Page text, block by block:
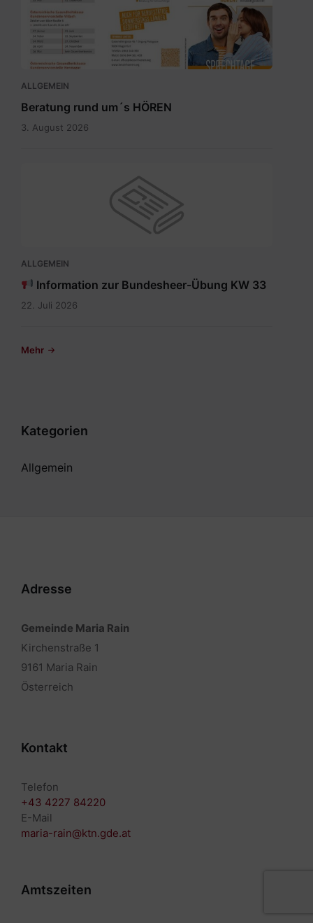
tab
2026
1.pdf
ALLGEMEIN
Beratung rund um´s HÖREN
3. August 2026
ALLGEMEIN
Information zur Bundesheer-Übung KW 33
22. Juli 2026
Mehr
Kategorien
Allgemein
Adresse
Gemeinde Maria Rain
Kirchenstraße 1
9161 Maria Rain
Österreich
Kontakt
Telefon
+43 4227 84220
E-Mail
maria-rain@ktn.gde.at
Amtszeiten